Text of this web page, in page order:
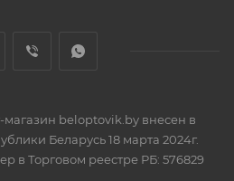
магазин beloptovik.by внесен в
Беларусь 18 марта 2024г.
в Торговом реестре РБ: 576829